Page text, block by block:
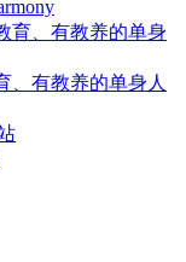
、有教养的单身人